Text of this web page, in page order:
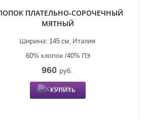
ПЛАТЕЛЬНО-СОРОЧЕЧНЫЙ
МЯТНЫЙ
Италия
Ширина: 145 см,
60% хлопок /40% ПЭ
960 руб.
КУПИТЬ